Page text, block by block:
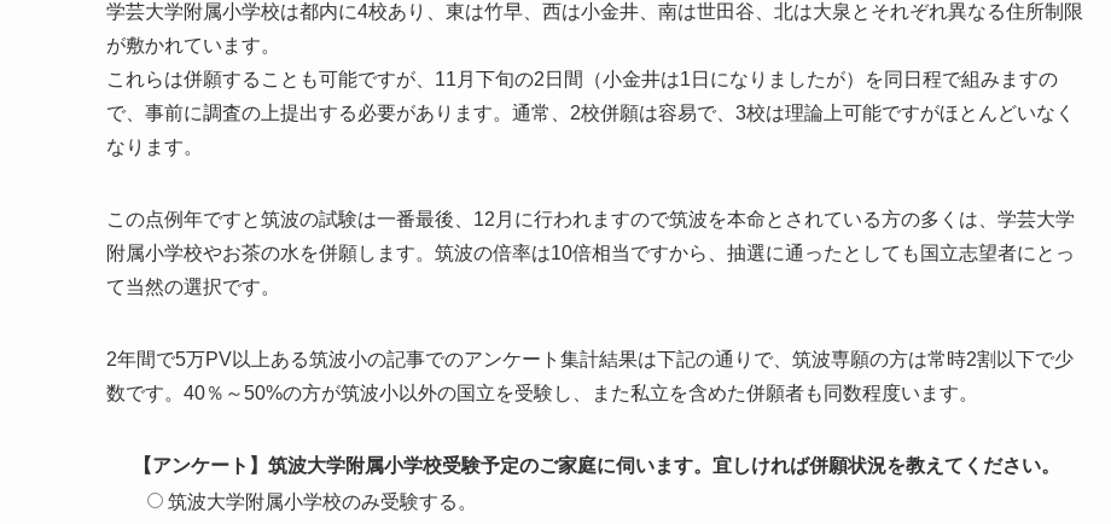
学芸大学附属小学校は都内に4校あり、東は竹早、西は小金井、南は世田谷、北は大泉とそれぞれ異なる住所制限
が敷かれています。
これらは併願することも可能ですが、11月下旬の2日間（小金井は1日になりましたが）を同日程で組みますの
で、事前に調査の上提出する必要があります。通常、2校併願は容易で、3校は理論上可能ですがほとんどいなく
なります。
この点例年ですと筑波の試験は一番最後、12月に行われますので筑波を本命とされている方の多くは、学芸大学
附属小学校やお茶の水を併願します。筑波の倍率は10倍相当ですから、抽選に通ったとしても国立志望者にとっ
て当然の選択です。
2年間で5万PV以上ある筑波小の記事でのアンケート集計結果は下記の通りで、筑波専願の方は常時2割以下で少
数です。40％～50%の方が筑波小以外の国立を受験し、また私立を含めた併願者も同数程度います。
【アンケート】筑波大学附属小学校受験予定のご家庭に伺います。宜しければ併願状況を教えてください。
筑波大学附属小学校のみ受験する。